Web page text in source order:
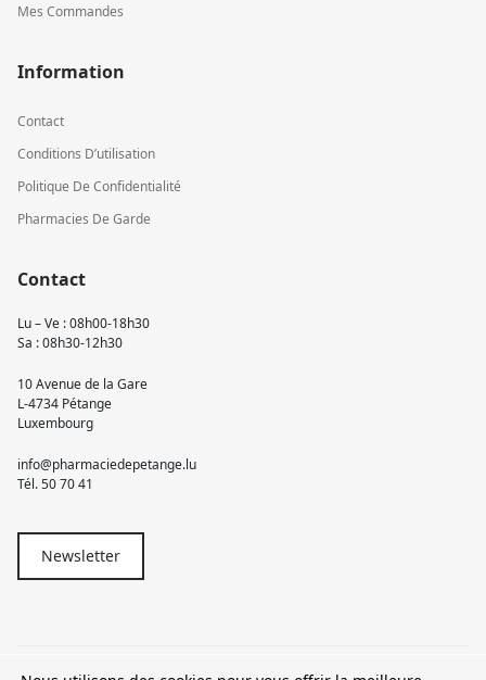
Mes Commandes
Information
Contact
Conditions D’utilisation
Politique De Confidentialité
Pharmacies De Garde
Contact
Lu – Ve : 08h00-18h30
Sa : 08h30-12h30
10 Avenue de la Gare
L-4734 Pétange
Luxembourg
info@pharmaciedepetange.lu
Tél.50 70 41
Newsletter